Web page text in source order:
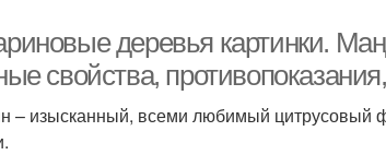
деревья картинки.
свойства,
– изысканный, всеми любимый цитрусовый